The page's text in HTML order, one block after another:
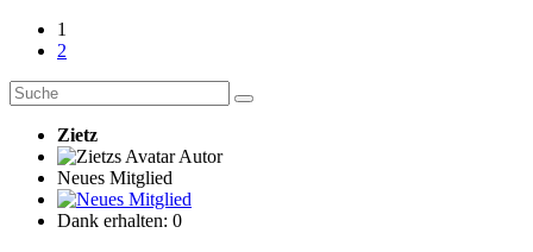
1
2
Zietz
Autor
Neues Mitglied
Dank erhalten: 0